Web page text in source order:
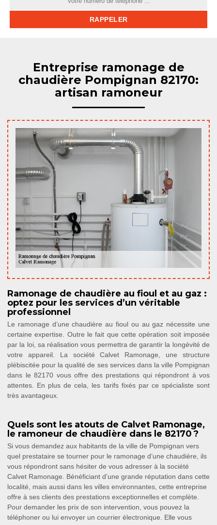
Entreprise ramonage de
chaudière Pompignan 82170:
artisan ramoneur
Ramonage de chaudière au fioul et au gaz :
optez pour les services d’un véritable
professionnel
Le ramonage d’une chaudière au fioul ou au gaz nécessite une
certaine expertise. Outre le fait que cette opération soit imposée
par la loi, sa réalisation vous permettra de garantir la longévité de
votre appareil. La société Calvet Ramonage, une structure
plébiscitée pour la qualité de ses services dans la ville Pompignan
dans le 82170 vous offre des prestations qui répondront à vos
attentes. En plus de cela, les tarifs fixés par ce spécialiste sont
très avantageux.
Quels sont les atouts de Calvet Ramonage,
le ramoneur de chaudière dans le 82170 ?
Si vous demandez aux habitants de la ville de Pompignan vers
quel prestataire se tourner pour le ramonage d’une chaudière, ils
vous répondront sans hésiter de vous adresser à la société
Calvet Ramonage. Bénéficiant d’une grande réputation dans cette
localité, mais aussi dans les villes environnantes, cette entreprise
offre à ses clients des prestations exceptionnelles et complète.
Pour demander les prix de son intervention, vous pouvez la
téléphoner ou lui envoyer un courrier électronique. Elle vous